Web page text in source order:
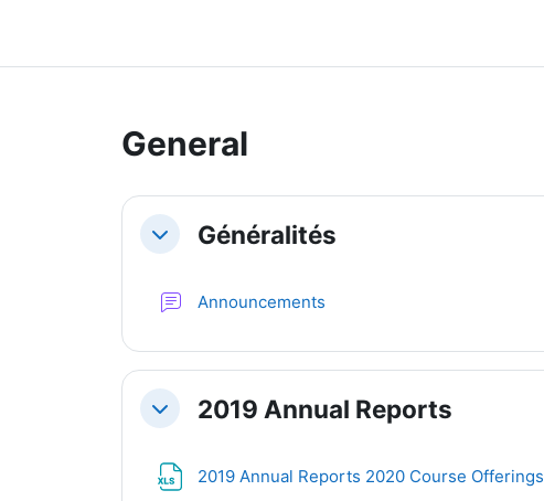
General
Résumé de section
ReplierGénéralités
Announcements
Replier2019 Annual Reports
2019 Annual Reports 2020 Course Offerings